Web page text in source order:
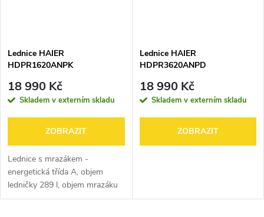
Lednice HAIER
HDPR1620ANPK
18 990 Kč
Skladem v externím skladu
ZOBRAZIT
Lednice s mrazákem -
energetická třída A, objem
ledničky 289 l, objem mrazáku
120 l, 4 police, panty vpravo,
Lednice HAIER
HDPR3620ANPD
18 990 Kč
Skladem v externím skladu
ZOBRAZIT